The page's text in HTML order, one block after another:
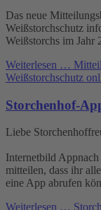
Das neue
Weißstorchschutz
Weißstorchs im Jahr
Weiterlesen …
Weißstorchschutz
Storchenhof-
Liebe
Internetbild
mitteilen, dass ihr
eine App abrufen
Weiterlesen …